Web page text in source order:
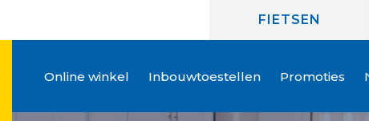
FIETSEN
Online winkel Inbouwtoestellen Promoties